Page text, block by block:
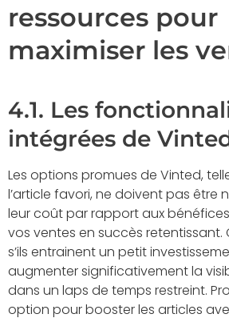
ressources pour
maximiser les
4.1. Les
intégrées de
Les options promues de Vinted,
l’article favori, ne doivent pas être
leur coût par rapport aux
vos ventes en succès retentissant.
s’ils entrainent un petit
augmenter significativement la
dans un laps de temps restreint.
option pour booster les articles